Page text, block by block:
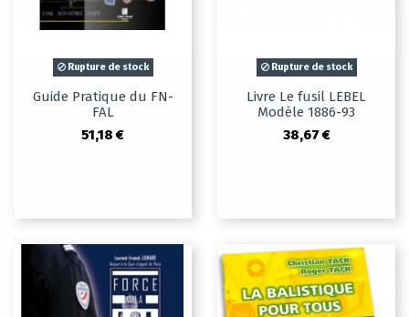
Rupture de stock
Guide Pratique du FN-
FAL
51,18 €
Rupture de stock
Livre Le fusil LEBEL
Modèle 1886-93
38,67 €